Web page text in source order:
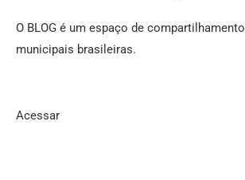
O BLOG é um espaço de
municipais brasileiras.
Acessar